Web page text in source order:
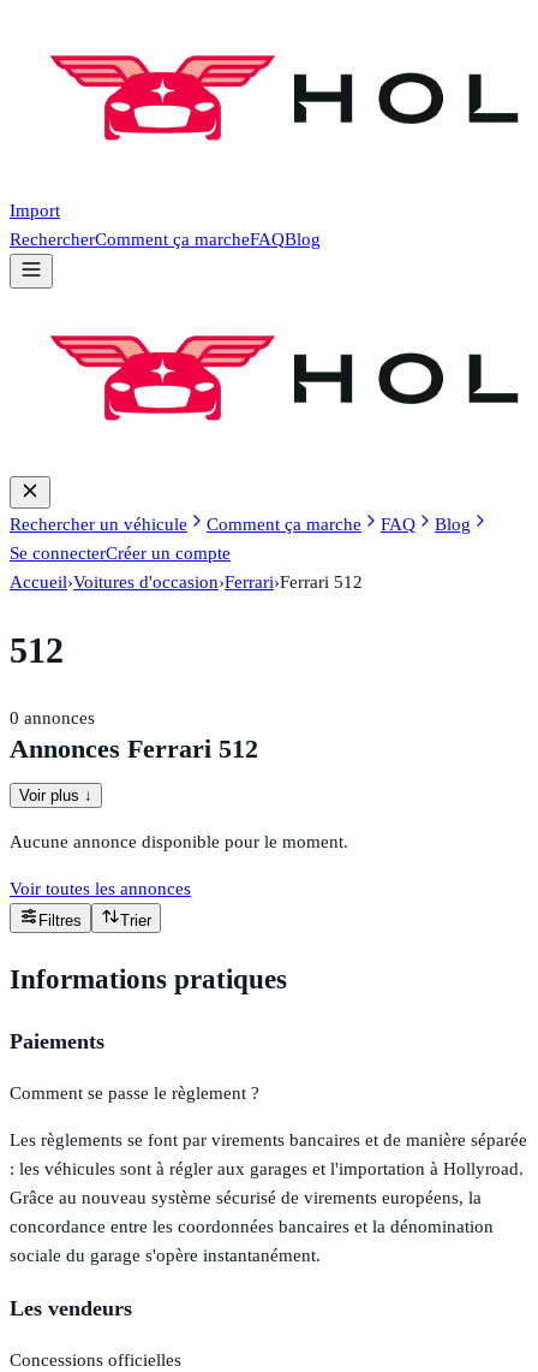
Import
RechercherComment ça marcheFAQBlog
Rechercher un véhicule Comment ça marche FAQ
Blog
Se connecterCréer un compte
Accueil›Voitures d'occasion›Ferrari›Ferrari 512
512
0 annonces
Annonces Ferrari 512
Voir plus ↓
Aucune annonce disponible pour le moment.
Voir toutes les annonces
Filtres Trier
Informations pratiques
Paiements
Comment se passe le règlement ?
Les règlements se font par virements bancaires et de manière séparée
: les véhicules sont à régler aux garages et l'importation à Hollyroad.
Grâce au nouveau système sécurisé de virements européens, la
concordance entre les coordonnées bancaires et la dénomination
sociale du garage s'opère instantanément.
Les vendeurs
Concessions officielles